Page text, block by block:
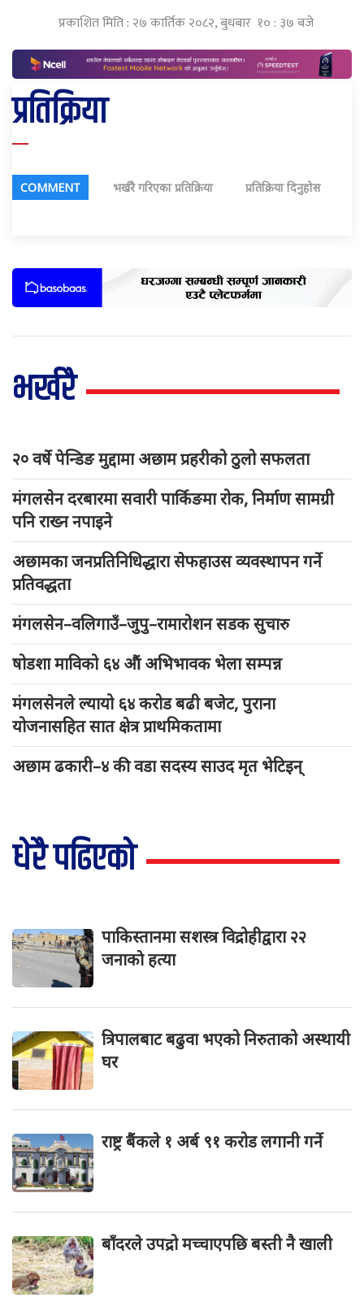
प्रकाशित मिति : २७ कार्तिक २०८२, बुधबार १० : ३७ बजे
प्रतिक्रिया
COMMENT भर्खरै गरिएका प्रतिक्रिया प्रतिक्रिया दिनुहोस
भर्खरै
२० वर्षे पेन्डिङ मुद्दामा अछाम प्रहरीको ठुलो सफलता
मंगलसेन दरबारमा सवारी पार्किङमा रोक, निर्माण सामग्री
पनि राख्न नपाइने
अछामका जनप्रतिनिधिद्धारा सेफहाउस व्यवस्थापन गर्ने
प्रतिवद्धता
मंगलसेन–वलिगाउँ–जुपु–रामारोशन सडक सुचारु
षोडशा माविको ६४ औं अभिभावक भेला सम्पन्न
मंगलसेनले ल्यायो ६४ करोड बढी बजेट, पुराना
योजनासहित सात क्षेत्र प्राथमिकतामा
अछाम ढकारी–४ की वडा सदस्य साउद मृत भेटिइन्
धेरै पढिएको
पाकिस्तानमा सशस्त्र विद्रोहीद्वारा २२
जनाकाे हत्या
त्रिपालबाट बढुवा भएको निरुताको अस्थायी
घर
राष्ट्र बैंकले १ अर्ब ९१ करोड लगानी गर्ने
बाँदरले उपद्रो मच्चाएपछि बस्ती नै खाली